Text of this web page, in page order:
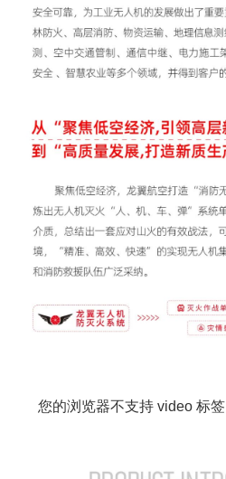
您的浏览器不支持 video 标签